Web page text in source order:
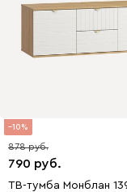
10
790
878
ТВ-тумба Монблан